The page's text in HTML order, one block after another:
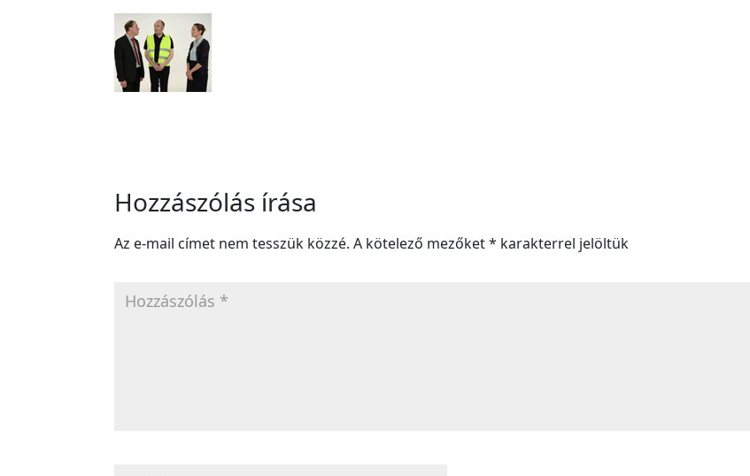
Hozzászólás írása
Az e-mail címet nem tesszük közzé. A kötelező mezőket* karakterrel jelöltük